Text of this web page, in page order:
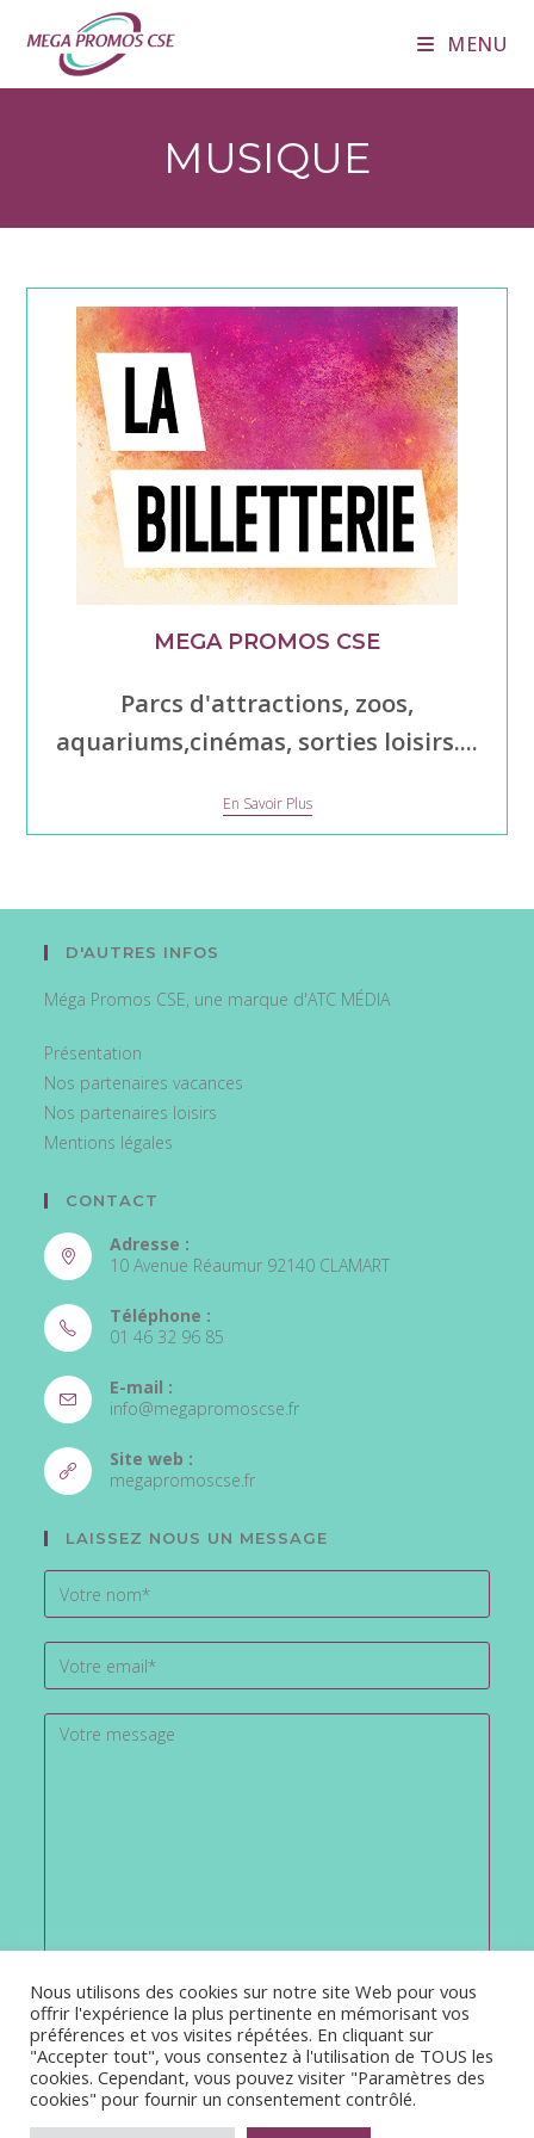
MENU
MUSIQUE
MEGA PROMOS CSE
Parcs d'attractions, zoos,
aquariums,cinémas, sorties loisirs....
En Savoir PlusMega
Promos
D'AUTRES INFOS
Méga Promos CSE, une marque d'ATC MÉDIA
Présentation
Nos partenaires vacances
Nos partenaires loisirs
Mentions légales
CONTACT
Adresse :
10 Avenue Réaumur 92140 CLAMART
Téléphone :
01 46 32 96 85
dans
votre
application
E-mail :
info@megapromoscse.frS’ouvre
Site web :
megapromoscse.frS’ouvre
nouvel
onglet
LAISSEZ NOUS UN MESSAGE
Nous utilisons des cookies sur notre site Web pour vous
offrir l'expérience la plus pertinente en mémorisant vos
préférences et vos visites répétées. En cliquant sur
"Accepter tout", vous consentez à l'utilisation de TOUS les
cookies. Cependant, vous pouvez visiter "Paramètres des
cookies" pour fournir un consentement contrôlé.